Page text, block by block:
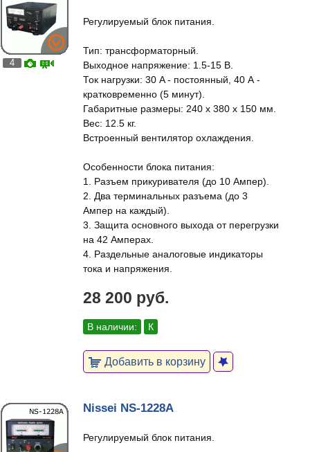
4
Регулируемый блок питания.
Тип: трансформаторный.
Выходное напряжение: 1.5-15 В.
Ток нагрузки: 30 A - постоянный, 40 А -
кратковременно (5 минут).
Габаритные размеры: 240 x 380 x 150 мм.
Вес: 12.5 кг.
Встроенный вентилятор охлаждения.
Особенности блока питания:
1. Разъем прикуривателя (до 10 Ампер).
2. Два терминальных разъема (до 3
Ампер на каждый).
3. Защита основного выхода от перегрузки
на 42 Амперах.
4. Раздельные аналоговые индикаторы
тока и напряжения.
28 200 руб.
В наличии: К
Добавить в корзину
Nissei NS-1228A
Регулируемый блок питания.